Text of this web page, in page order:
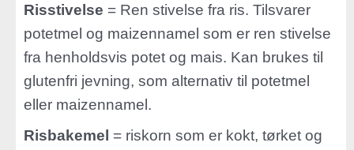
Risstivelse = Ren stivelse fra ris. Tilsvarer
potetmel og maizennamel som er ren stivelse
fra henholdsvis potet og mais. Kan brukes til
glutenfri jevning, som alternativ til potetmel
eller maizennamel.
Risbakemel = riskorn som er kokt, tørket og